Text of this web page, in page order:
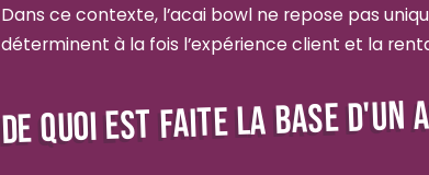
Dans ce contexte, l’acai bowl ne repose pas
déterminent à la fois l’expérience client et la
DE QUOI EST FAITE LA BASE D'UN